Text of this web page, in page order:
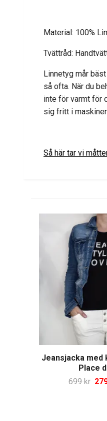
Material: 100%
Tvättråd:
Linnetyg mår
så ofta. När du
inte för varmt för
sig fritt i
Så här tar vi
Jeansjacka med
Place
699 kr